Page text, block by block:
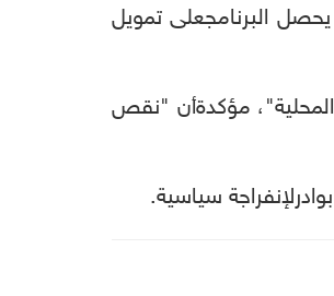
يحصل البرنامجعلى تمويل
المحلية" ، مؤكدةأن "نقص
بوادرلإنفراجة سياسية.